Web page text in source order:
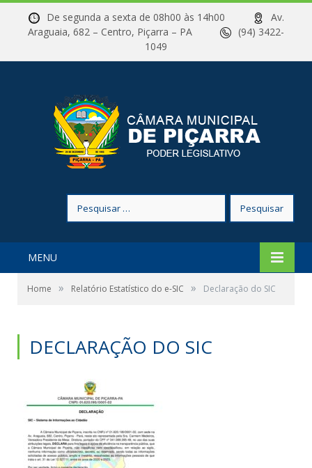
De segunda a sexta de 08h00 às 14h00
Av.
Araguaia, 682 – Centro, Piçarra – PA
(94) 3422-
1049
por:
MENU
Home » Relatório Estatístico do e-SIC » Declaração do SIC
DECLARAÇÃO DO SIC